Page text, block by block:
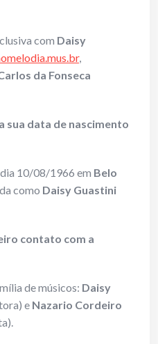
com Daisy
,
da Fonseca
sua data de nascimento
10/08/1966 em Belo
como Daisy Guastini
contato com a
de músicos: Daisy
e Nazario Cordeiro